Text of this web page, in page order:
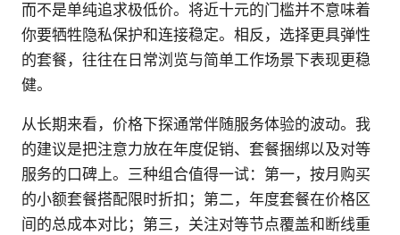
而不是单纯追求极低价。将近十元的门槛并不意味着
你要牺牲隐私保护和连接稳定。相反，选择更具弹性
的套餐，往往在日常浏览与简单工作场景下表现更稳
健。
从长期来看，价格下探通常伴随服务体验的波动。我
的建议是把注意力放在年度促销、套餐捆绑以及对等
服务的口碑上。三种组合值得一试：第一，按月购买
的小额套餐搭配限时折扣；第二，年度套餐在价格区
间的总成本对比；第三，关注对等节点覆盖和断线重